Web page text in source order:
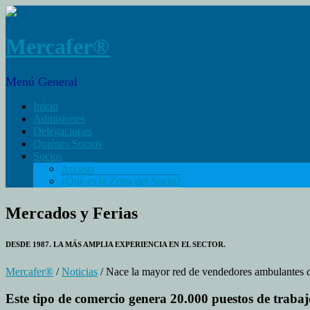
Mercafer®
Menú General
Inicio
Admisiones
Delegaciones
Quiénes Somos
Socios
Acceso
¿Qué es la Zona del Socio?
Mercados y Ferias
DESDE 1987. LA MÁS AMPLIA EXPERIENCIA EN EL SECTOR.
Mercafer® /Noticias / Nace la mayor red de vendedores ambulantes
Este tipo de comercio genera 20.000 puestos de